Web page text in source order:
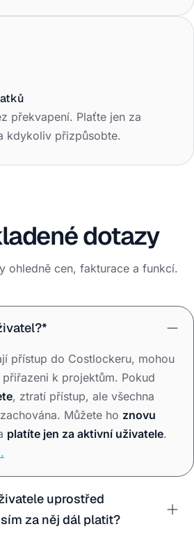
překvapení. Plaťte jen za
kdykoliv přizpůsobte.
dotazy
ohledně cen, fakturace a funkcí.
přístup do Costlockeru, mohou
k projektům. Pokud
, ztratí přístup, ale všechna
Můžete ho znovu
platíte jen za aktivní uživatele.
uprostřed
za něj dál platit?